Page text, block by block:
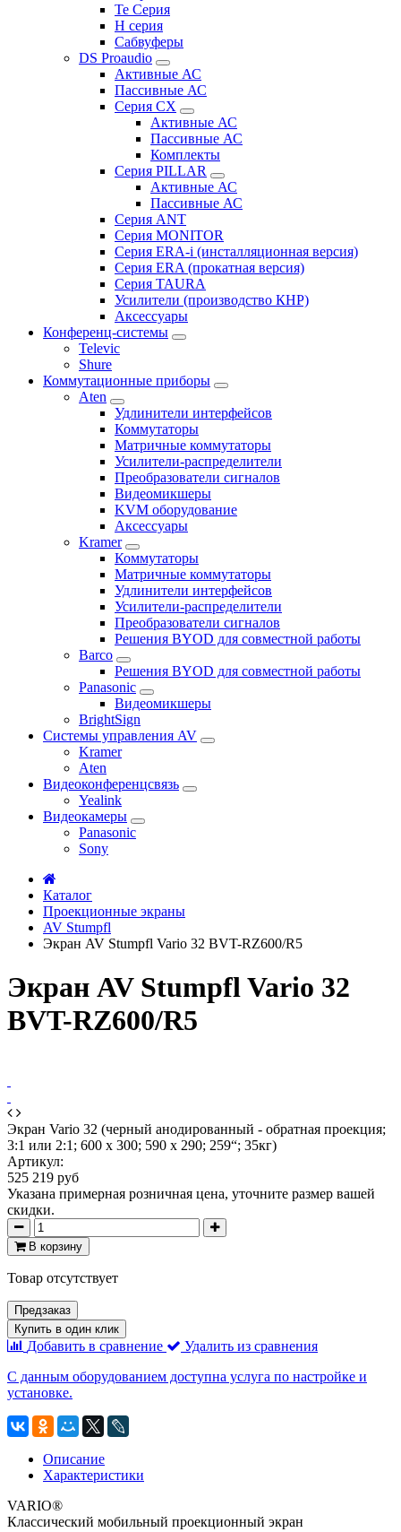
Te Серия
H серия
Сабвуферы
DS Proaudio
Активные АС
Пассивные АС
Серия CX
Активные АС
Пассивные АС
Комплекты
Серия PILLAR
Активные АС
Пассивные АС
Серия ANT
Серия MONITOR
Серия ERA-i (инсталляционная версия)
Серия ERA (прокатная версия)
Серия TAURA
Усилители (производство КНР)
Аксессуары
Конференц-системы
Televic
Shure
Коммутационные приборы
Aten
Удлинители интерфейсов
Коммутаторы
Матричные коммутаторы
Усилители-распределители
Преобразователи сигналов
Видеомикшеры
KVM оборудование
Аксессуары
Kramer
Коммутаторы
Матричные коммутаторы
Удлинители интерфейсов
Усилители-распределители
Преобразователи сигналов
Решения BYOD для совместной работы
Barco
Решения BYOD для совместной работы
Panasonic
Видеомикшеры
BrightSign
Системы управления AV
Kramer
Aten
Видеоконференцсвязь
Yealink
Видеокамеры
Panasonic
Sony
Каталог
Проекционные экраны
AV Stumpfl
Экран AV Stumpfl Vario 32 BVT-RZ600/R5
Экран AV Stumpfl Vario 32
BVT-RZ600/R5
Экран Vario 32 (черный анодированный - обратная проекция;
3:1 или 2:1; 600 x 300; 590 x 290; 259“; 35кг)
Артикул:
525 219 руб
Указана примерная розничная цена, уточните размер вашей
скидки.
В корзину
Товар отсутствует
Предзаказ
Купить в один клик
Добавить в сравнение
Удалить из сравнения
С данным оборудованием доступна услуга по настройке и
установке.
Описание
Характеристики
VARIO®
Классический мобильный проекционный экран